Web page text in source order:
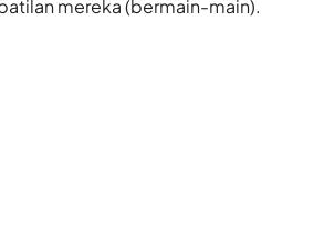
mereka (bermain-main).